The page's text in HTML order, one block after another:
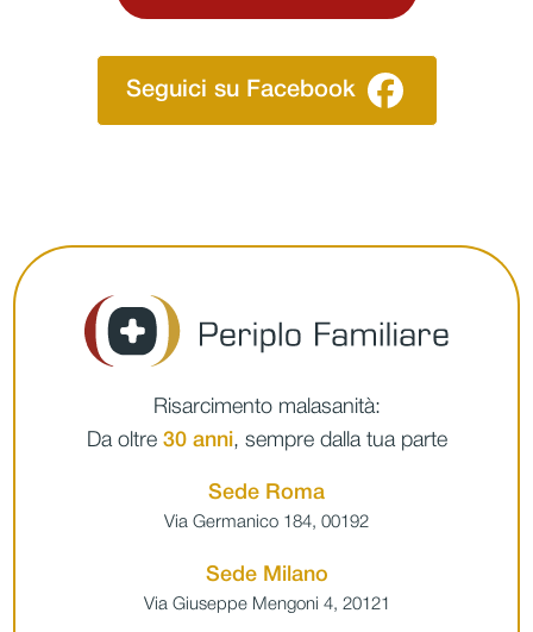
Seguici su Facebook
Risarcimento malasanità:
Da oltre 30 anni, sempre dalla tua parte
Sede Roma
Via Germanico 184, 00192
Sede Milano
Via Giuseppe Mengoni 4, 20121